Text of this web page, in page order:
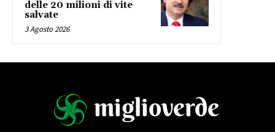
delle 20 milioni di vite
salvate
3 Agosto 2026